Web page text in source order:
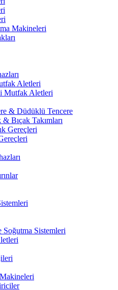
Makineleri
Aletleri
Mutfak Aletleri
& Düdüklü Tencere
Bıçak Takımları
Gereçleri
Soğutma Sistemleri